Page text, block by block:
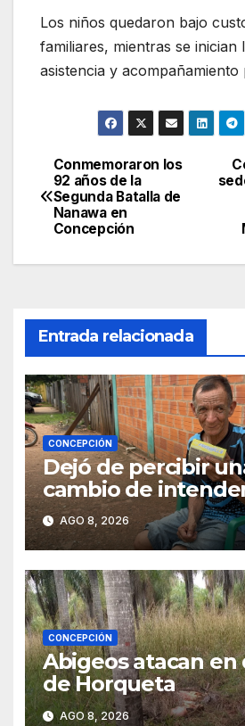
Los niños quedaron bajo
familiares, mientras se inician
asistencia y acompañamiento
Navegación
de
entradas
Conmemoraron los
92 años de la
Segunda Batalla de
Nanawa en
Concepción
Entrada relacionada
CONCEPCIÓN
Dejó de percibir
cambio de
ahora vende
subsistir
AGO 8, 2026
CONCEPCIÓN
Abigeos atacan en
de Horqueta
AGO 8, 2026